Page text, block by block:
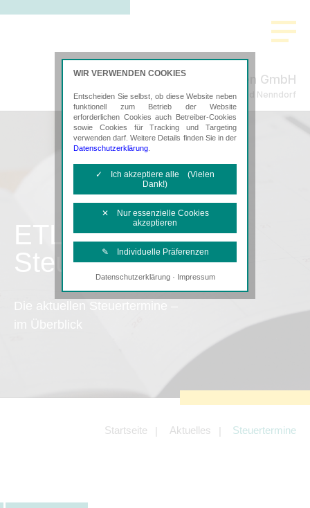
Bahe & Kollegen GmbH
Steuerberatung in Bad Nenndorf
ETL
Steuertermine
Die aktuellen Steuertermine –
im Überblick
Startseite Aktuelles Steuertermine
WIR VERWENDEN COOKIES
Entscheiden Sie selbst, ob diese Website neben
funktionell zum Betrieb der Website
erforderlichen Cookies auch Betreiber-Cookies
sowie Cookies für Tracking und Targeting
verwenden darf. Weitere Details finden Sie in der
Datenschutzerklärung
✓ Ich akzeptiere alle (Vielen
Dank!)
✕ Nur essenzielle Cookies
akzeptieren
✎ Individuelle Präferenzen
Notwendige Cookies
Diese Cookies sind erforderlich, um die
Tracking- und Targeting-Cookies
Diese Cookies sind erforderlich, um
unsere Website auf Ihre Bedürfnisse hin
zu optimieren. Hierzu gehört eine
bedarfsgerechte Gestaltung und
fortlaufende Verbesserung unseres
Angebotes einschließlich der
Angeboten von z.B. Facebook und
LinkedIn.
Datenschutzerklärung· Impressum